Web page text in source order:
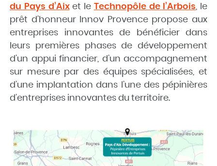
du Pays d’Aixet le Technopôle de l’Arbois, le
prêt d’honneur Innov Provence propose aux
entreprises innovantes de bénéficier dans
leurs premières phases de développement
d’un appui financier, d’un accompagnement
sur mesure par des équipes spécialisées, et
d’une implantation dans l’une des pépinières
d’entreprises innovantes du territoire.